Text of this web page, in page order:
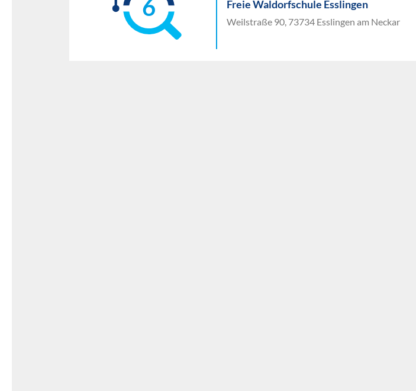
6 Freie Waldorfschule Esslingen
Weilstraße 90, 73734 Esslingen am Neckar